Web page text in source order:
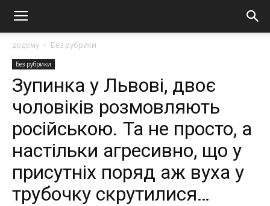
додому Без рубрики
Без рубрики
Зупинка у Львові, двоє
чоловіків розмовляють
російською. Та не просто, а
настільки агресивно, що у
присутніх поряд аж вуха у
трубочку скрутилися…